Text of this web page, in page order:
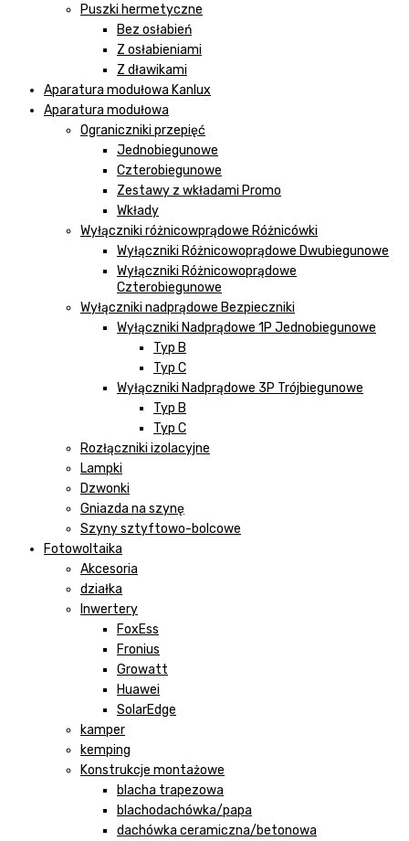
Puszki hermetyczne
Bez osłabień
Z osłabieniami
Z dławikami
Aparatura modułowa Kanlux
Aparatura modułowa
Ograniczniki przepięć
Jednobiegunowe
Czterobiegunowe
Zestawy z wkładami Promo
Wkłady
Wyłączniki różnicowprądowe Różnicówki
Wyłączniki Różnicowoprądowe Dwubiegunowe
Wyłączniki Różnicowoprądowe
Czterobiegunowe
Wyłączniki nadprądowe Bezpieczniki
Wyłączniki Nadprądowe 1P Jednobiegunowe
Typ B
Typ C
Wyłączniki Nadprądowe 3P Trójbiegunowe
Typ B
Typ C
Rozłączniki izolacyjne
Lampki
Dzwonki
Gniazda na szynę
Szyny sztyftowo-bolcowe
Fotowoltaika
Akcesoria
działka
Inwertery
FoxEss
Fronius
Growatt
Huawei
SolarEdge
kamper
kemping
Konstrukcje montażowe
blacha trapezowa
blachodachówka/papa
dachówka ceramiczna/betonowa